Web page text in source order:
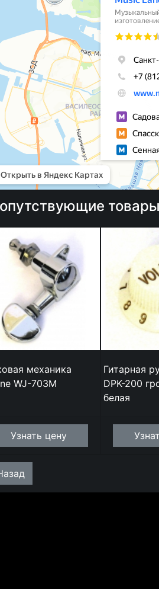
товары
механика
WJ-703M
Узнать цену
Гитарная
DPK-200
белая